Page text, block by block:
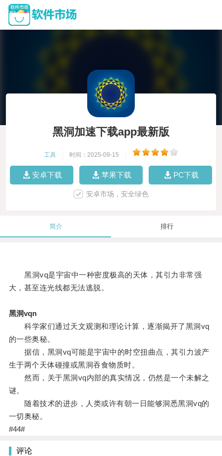
黑洞加速下载app最新版
工具 时间：2025-09-15
安卓下载 苹果下载 PC下载
安卓市场，安全绿色
简介 排行
黑洞vq是宇宙中一种密度极高的天体，其引力非常强
大，甚至连光线都无法逃脱。
黑洞vqn
科学家们通过天文观测和理论计算，逐渐揭开了黑洞vq
的一些奥秘。
据信，黑洞vq可能是宇宙中的时空扭曲点，其引力波产
生于两个天体碰撞或黑洞吞食物质时。
然而，关于黑洞vq内部的真实情况，仍然是一个未解之
谜。
随着技术的进步，人类或许有朝一日能够洞悉黑洞vq的
一切奥秘。
#44#
评论